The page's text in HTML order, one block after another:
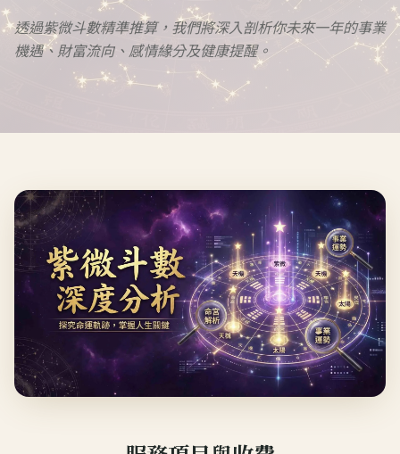
透過紫微斗數精準推算，我們將深入剖析你未來一年的事業
機遇、財富流向、感情緣分及健康提醒。